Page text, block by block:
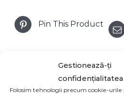
Gestionează-ți
confidențialitatea
Folosim tehnologii precum cookie-urile
Pin This Product
Produse similare